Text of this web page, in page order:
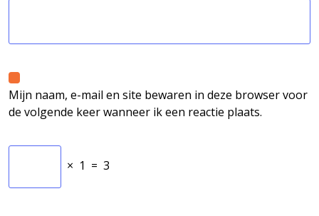
Mijn naam, e-mail en site bewaren in deze browser voor
de volgende keer wanneer ik een reactie plaats.
× 1 = 3